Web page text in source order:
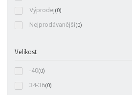
Výprodej(0)
Nejprodávanější(0)
Velikost
-40(0)
34-36(0)